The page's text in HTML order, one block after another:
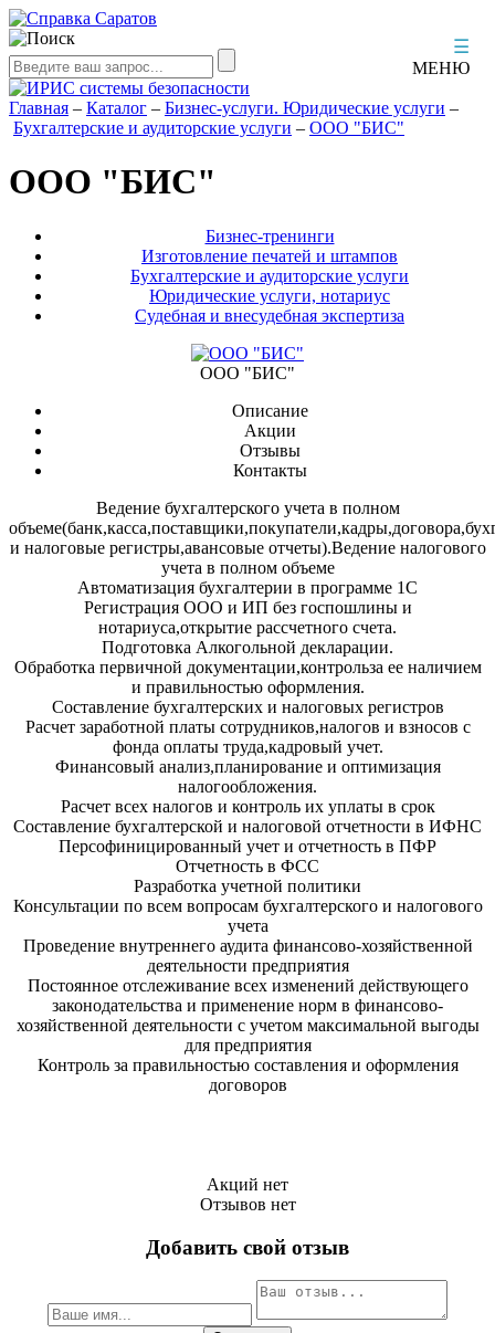
☰
МЕНЮ
Главная – Каталог – Бизнес-услуги. Юридические услуги –
Бухгалтерские и аудиторские услуги – ООО "БИС"
ООО "БИС"
Бизнес-тренинги
Изготовление печатей и штампов
Бухгалтерские и аудиторские услуги
Юридические услуги, нотариус
Судебная и внесудебная экспертиза
ООО "БИС"
Описание
Акции
Отзывы
Контакты
Ведение бухгалтерского учета в полном
и налоговые регистры,авансовые отчеты).Ведение налогового
учета в полном объеме
Автоматизация бухгалтерии в программе 1С
Регистрация ООО и ИП без госпошлины и
нотариуса,открытие рассчетного счета.
Подготовка Алкогольной декларации.
Обработка первичной документации,контрольза ее наличием
и правильностью оформления.
Составление бухгалтерских и налоговых регистров
Расчет заработной платы сотрудников,налогов и взносов с
фонда оплаты труда,кадровый учет.
Финансовый анализ,планирование и оптимизация
налогообложения.
Расчет всех налогов и контроль их уплаты в срок
Составление бухгалтерской и налоговой отчетности в ИФНС
Персофиницированный учет и отчетность в ПФР
Отчетность в ФСС
Разработка учетной политики
Консультации по всем вопросам бухгалтерского и налогового
учета
Проведение внутреннего аудита финансово-хозяйственной
деятельности предприятия
Постоянное отслеживание всех изменений действующего
законодательства и применение норм в финансово-
хозяйственной деятельности с учетом максимальной выгоды
для предприятия
Контроль за правильностью составления и оформления
договоров
Акций нет
Отзывов нет
Добавить свой отзыв